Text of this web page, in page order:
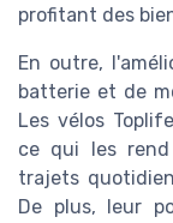
profitant des
En outre,
batterie et de
Les vélos
ce qui les
trajets
De plus, leur